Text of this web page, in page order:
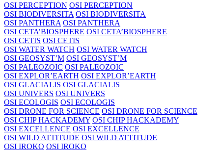
OSI PERCEPTION OSI PERCEPTION
OSI BIODIVERSITA OSI BIODIVERSITA
OSI PANTHERA OSI PANTHERA
OSI CETA’BIOSPHERE OSI CETA’BIOSPHERE
OSI CETIS OSI CETIS
OSI WATER WATCH OSI WATER WATCH
OSI GEOSYST’M OSI GEOSYST’M
OSI PALEOZOIC OSI PALEOZOIC
OSI EXPLOR’EARTH OSI EXPLOR’EARTH
OSI GLACIALIS OSI GLACIALIS
OSI UNIVERS OSI UNIVERS
OSI ECOLOGIS OSI ECOLOGIS
OSI DRONE FOR SCIENCE OSI DRONE FOR SCIENCE
OSI CHIP HACKADEMY OSI CHIP HACKADEMY
OSI EXCELLENCE OSI EXCELLENCE
OSI WILD ATTITUDE OSI WILD ATTITUDE
OSI IROKO OSI IROKO